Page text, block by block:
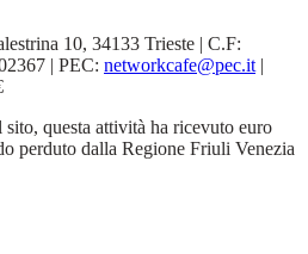
10, 34133 Trieste | C.F:
| PEC: networkcafe@pec.it |
questa attività ha ricevuto euro
perduto dalla Regione Friuli Venezia